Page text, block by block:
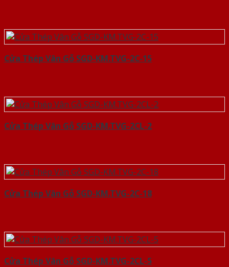
Cửa Thép Vân Gỗ SGD-KM.TVG-2C-15
Cửa Thép Vân Gỗ SGD-KM.TVG-2CL-2
Cửa Thép Vân Gỗ SGD-KM.TVG-2C-18
Cửa Thép Vân Gỗ SGD-KM.TVG-2CL-5